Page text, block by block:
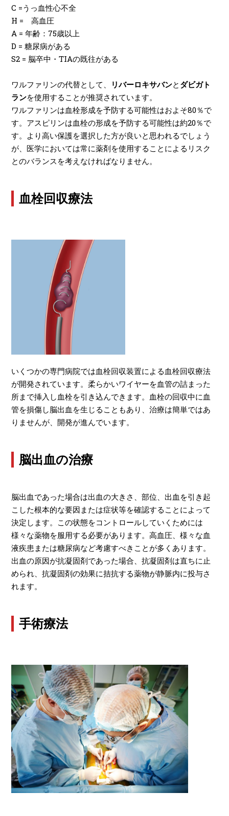
C =うっ血性心不全
H = 高血圧
A = 年齢：75歳以上
D = 糖尿病がある
S2 = 脳卒中・TIAの既往がある
ワルファリンの代替として、 リバーロキサバンと ダビガト
ランを使用することが推奨されています。
ワルファリンは血栓形成を予防する可能性はおよそ80％で
す。アスピリンは血栓の形成を予防する可能性は約20％で
す。より高い保護を選択した方が良いと思われるでしょう
が、医学においては常に薬剤を使用することによるリスク
とのバランスを考えなければなりません。
血栓回収療法
いくつかの専門病院では血栓回収装置による血栓回収療法
が開発されています。柔らかいワイヤーを血管の詰まった
所まで挿入し血栓を引き込んできます。血栓の回収中に血
管を損傷し脳出血を生じることもあり、治療は簡単ではあ
りませんが、開発が進んでいます。
脳出血の治療
脳出血であった場合は出血の大きさ、部位、出血を引き起
こした根本的な要因または症状等を確認することによって
決定します。この状態をコントロールしていくためには
様々な薬物を服用する必要があります。高血圧、様々な血
液疾患または糖尿病など考慮すべきことが多くあります。
出血の原因が抗凝固剤であった場合、抗凝固剤は直ちに止
められ、抗凝固剤の効果に拮抗する薬物が静脈内に投与さ
れます。
手術療法